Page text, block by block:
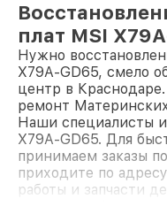
плат MSI
Нужно
X79A-GD65, смело
центр в
ремонт
Наши специалисты
X79A-GD65. Для
принимаем заказы
приходите по
работы и запчасти